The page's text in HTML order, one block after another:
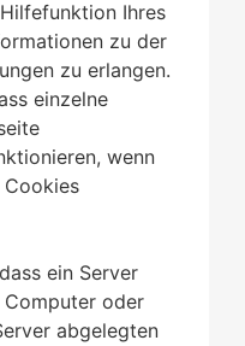
Ihres
zu der
zu erlangen.
einzelne
wenn
Cookies
ein Server
oder
abgelegten